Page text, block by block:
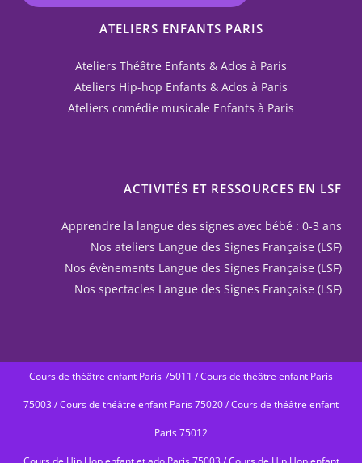
ATELIERS ENFANTS PARIS
Ateliers Théâtre Enfants & Ados à Paris
Ateliers Hip-hop Enfants & Ados à Paris
Ateliers comédie musicale Enfants à Paris
ACTIVITÉS ET RESSOURCES EN LSF
Apprendre la langue des signes avec bébé : 0-3 ans
Nos ateliers Langue des Signes Française (LSF)
Nos évènements Langue des Signes Française (LSF)
Nos spectacles Langue des Signes Française (LSF)
Cours de théâtre enfant Paris 75011 /Cours de théâtre enfant Paris
75003/Cours de théâtre enfant Paris 75020/Cours de théâtre enfant
Paris 75012